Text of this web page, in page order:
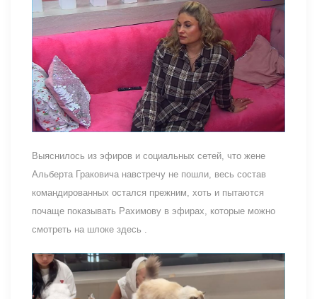
Выяснилось из эфиров и социальных сетей, что жене
Альберта Граковича навстречу не пошли, весь состав
командированных остался прежним, хоть и пытаются
почаще показывать Рахимову в эфирах, которые можно
смотреть на шлоке здесь .